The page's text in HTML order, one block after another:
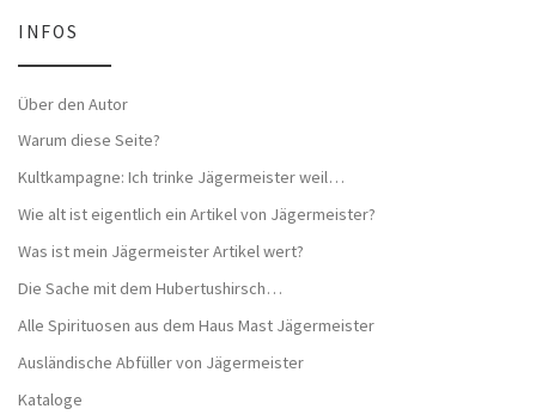
INFOS
Über den Autor
Warum diese Seite?
Kultkampagne: Ich trinke Jägermeister weil…
Wie alt ist eigentlich ein Artikel von Jägermeister?
Was ist mein Jägermeister Artikel wert?
Die Sache mit dem Hubertushirsch…
Alle Spirituosen aus dem Haus Mast Jägermeister
Ausländische Abfüller von Jägermeister
Kataloge